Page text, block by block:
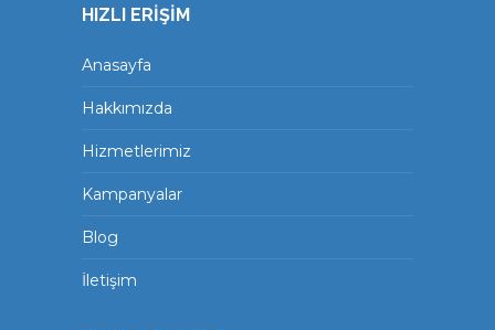
HIZLI ERİŞİM
Anasayfa
Hakkımızda
Hizmetlerimiz
Kampanyalar
Blog
İletişim